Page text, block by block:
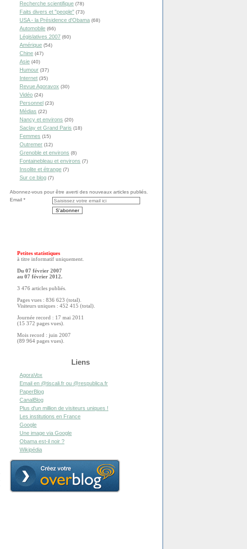
Recherche scientifique (78)
Faits divers et "people" (73)
USA - la Présidence d'Obama (68)
Automobile (66)
Législatives 2007 (60)
Amérique (54)
Chine (47)
Asie (40)
Humour (37)
Internet (35)
Revue Agoravox (30)
Vidéo (24)
Personnel (23)
Médias (22)
Nancy et environs (20)
Saclay et Grand Paris (18)
Femmes (15)
Outremer (12)
Grenoble et environs (8)
Fontainebleau et environs (7)
Insolite et étrange (7)
Sur ce blog (7)
Abonnez-vous pour être averti des nouveaux articles publiés.
Email
Petites statistiques
à titre informatif uniquement.
Du 07 février 2007
au 07 février 2012.
3 476 articles publiés.
Pages vues : 836 623 (total).
Visiteurs uniques : 452 415 (total).
Journée record : 17 mai 2011
(15 372 pages vues).
Mois record : juin 2007
(89 964 pages vues).
Liens
AgoraVox
Email en @tiscali.fr ou @respublica.fr
PaperBlog
CanalBlog
Plus d'un million de visiteurs uniques !
Les institutions en France
Google
Une image via Google
Obama est-il noir ?
Wikipédia